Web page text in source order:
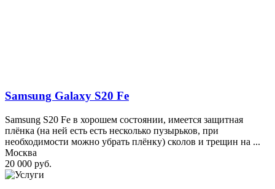
Samsung Galaxy S20 Fe
Samsung S20 Fe в хорошем состоянии, имеется защитная
плёнка (на ней есть есть несколько пузырьков, при
необходимости можно убрать плёнку) сколов и трещин на ...
Москва
20 000 руб.